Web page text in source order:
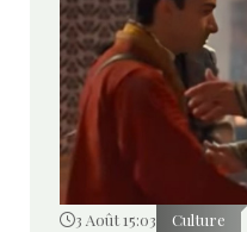
3 Août 15:03 Culture